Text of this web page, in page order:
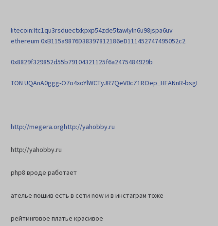
litecoin:ltc1qu3rsduectxkpxp54zde5tawlyln6u98jspa6uv
ethereum 0xB115a9876D38397812186eD111452747495052c2
0x8829f329852d55b79104321125f6a2475484929b
TON UQAnA0ggg-O7o4xoYlWCTyJR7QeV0cZ1ROep_HEANnR-bsgI
http://megera.orghttp://yahobby.ru
http://yahobby.ru
php8 вроде работает
ателье пошив есть в сети now и в инстаграм тоже
рейтинговое платье красивое